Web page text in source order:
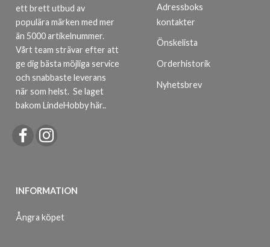
ett brett utbud av
populära märken med mer
än 5000 artikelnummer.
Vårt team strävar efter att
ge dig bästa möjliga service
och snabbaste leverans
när som helst. Se laget
bakom LindeHobby här..
INFORMATION
Ångra köpet
Adressboks
kontakter
Önskelista
Orderhistorik
Nyhetsbrev